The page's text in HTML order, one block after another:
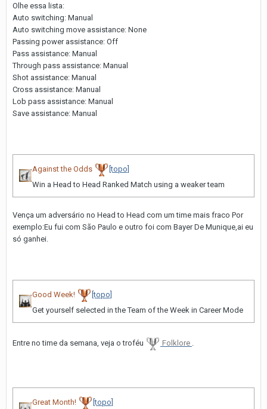
Olhe essa lista:
Auto switching: Manual
Auto switching move assistance: None
Passing power assistance: Off
Pass assistance: Manual
Through pass assistance: Manual
Shot assistance: Manual
Cross assistance: Manual
Lob pass assistance: Manual
Save assistance: Manual
Against the Odds
[topo]
Win a Head to Head Ranked Match using a weaker team
Vença um adversário no Head to Head com um time mais fraco Por
exemplo:Eu fui com São Paulo e outro foi com Bayer De Munique,ai eu
só ganhei.
Good Week!
[topo]
Get yourself selected in the Team of the Week in Career Mode
Entre no time da semana, veja o troféu Folklore
Great Month! [topo]